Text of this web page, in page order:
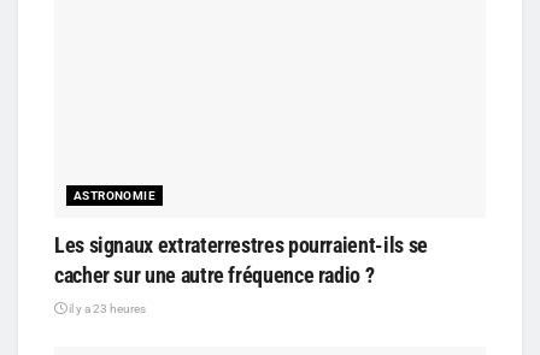
ASTRONOMIE
Les signaux extraterrestres pourraient-ils se
cacher sur une autre fréquence radio ?
il y a 23 heures